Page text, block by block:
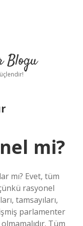
Blogu
mi?
mı? Evet, tüm
rasyonel
tamsayıları,
parlamenter
olmamalıdır. Tüm